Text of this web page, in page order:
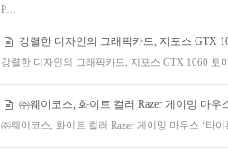
P…
강렬한 디자인의 그래픽카드, 지포스 GTX
강렬한 디자인의 그래픽카드, 지포스 GTX 1060
㈜웨이코스, 화이트 컬러 Razer 게이밍 마
㈜웨이코스, 화이트 컬러 Razer 게이밍 마우스 ‘